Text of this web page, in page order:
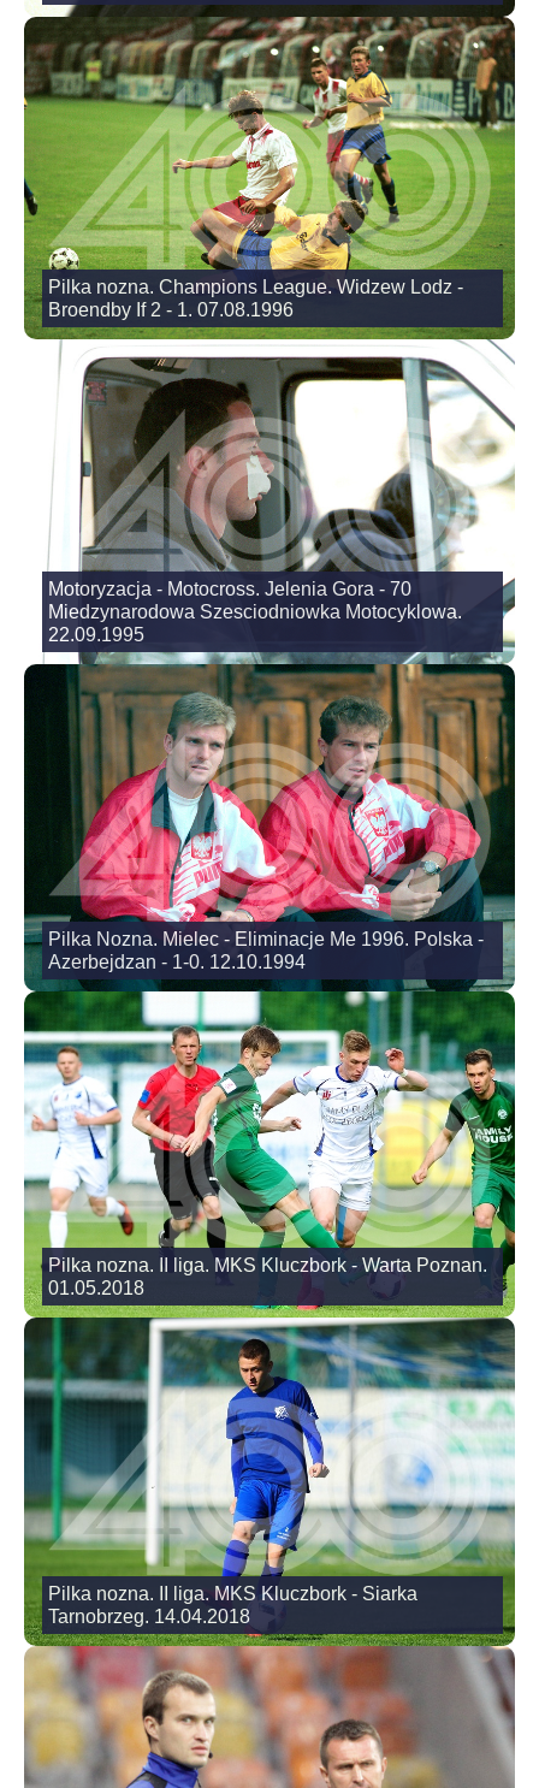
Pilka nozna. Champions League. Widzew Lodz -
Broendby If 2 - 1. 07.08.1996
Motoryzacja - Motocross. Jelenia Gora - 70
Miedzynarodowa Szesciodniowka Motocyklowa.
22.09.1995
Pilka Nozna. Mielec - Eliminacje Me 1996. Polska -
Azerbejdzan - 1-0. 12.10.1994
Pilka nozna. II liga. MKS Kluczbork - Warta Poznan.
01.05.2018
Pilka nozna. II liga. MKS Kluczbork - Siarka
Tarnobrzeg. 14.04.2018